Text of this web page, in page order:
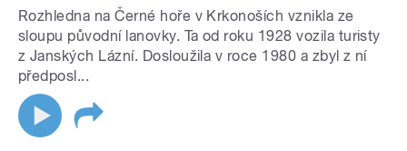
Rozhledna na Černé hoře v Krkonoších vznikla ze
sloupu původní lanovky. Ta od roku 1928 vozila turisty
z Janských Lázní. Dosloužila v roce 1980 a zbyl z ní
předposl...